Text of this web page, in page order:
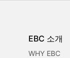
EBC 소개
WHY EBC